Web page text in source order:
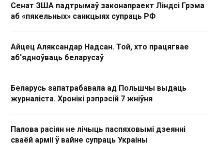
Сенат ЗША падтрымаў законапраект Ліндсі Грэма
аб «пякельных» санкцыях супраць РФ
Айцец Аляксандар Надсан. Той, хто працягвае
аб'ядноўваць беларусаў
Беларусь запатрабавала ад Польшчы выдаць
журналіста. Хронікі рэпрэсій 7 жніўня
Палова расіян не лічыць паспяховымі дзеянні
сваёй арміі ў вайне супраць Украіны